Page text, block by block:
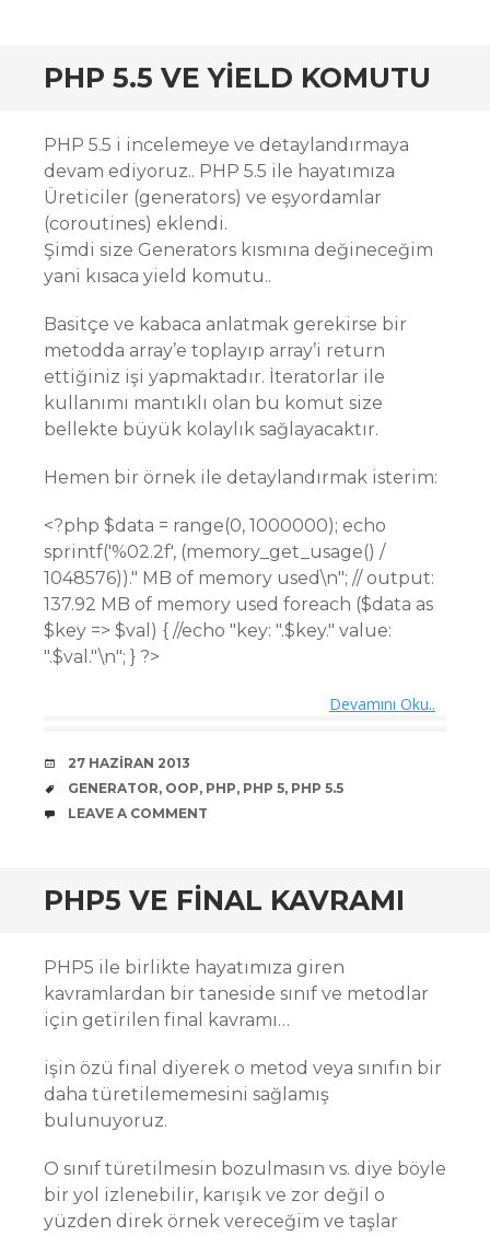
PHP 5.5 VE YIELD KOMUTU
PHP 5.5 i incelemeye ve detaylandırmaya
devam ediyoruz.. PHP 5.5 ile hayatımıza
Üreticiler (generators) ve eşyordamlar
(coroutines) eklendi.
Şimdi size Generators kısmına değineceğim
yani kısaca yield komutu..
Basitçe ve kabaca anlatmak gerekirse bir
metodda array’e toplayıp array’i return
ettiğiniz işi yapmaktadır. İteratorlar ile
kullanımı mantıklı olan bu komut size
bellekte büyük kolaylık sağlayacaktır.
Hemen bir örnek ile detaylandırmak isterim:
<?php $data = range(0, 1000000); echo
sprintf('%02.2f', (memory_get_usage() /
1048576))." MB of memory used\n"; // output:
137.92 MB of memory used foreach ($data as
$key => $val) { //echo "key: ".$key." value:
".$val."\n"; } ?>
Devamını Oku..
DATE
27 HAZIRAN 2013
TAGS
GENERATOR, OOP, PHP, PHP 5, PHP 5.5
COMMENTS
LEAVE A COMMENT
PHP5 VE FINAL KAVRAMI
PHP5 ile birlikte hayatımıza giren
kavramlardan bir taneside sınıf ve metodlar
için getirilen final kavramı…
işin özü final diyerek o metod veya sınıfın bir
daha türetilememesini sağlamış
bulunuyoruz.
O sınıf türetilmesin bozulmasın vs. diye böyle
bir yol izlenebilir, karışık ve zor değil o
yüzden direk örnek vereceğim ve taşlar